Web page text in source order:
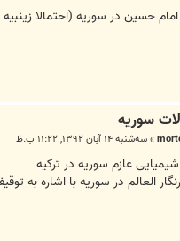
حسین در سوریه (احتمالا
»سه‌شنبه ۱۴ آبان ۱۳۹۲, ۱۱:۲۲ ب.ظ
عازم سوریه در ترکیه
العالم در سوریه با اشاره